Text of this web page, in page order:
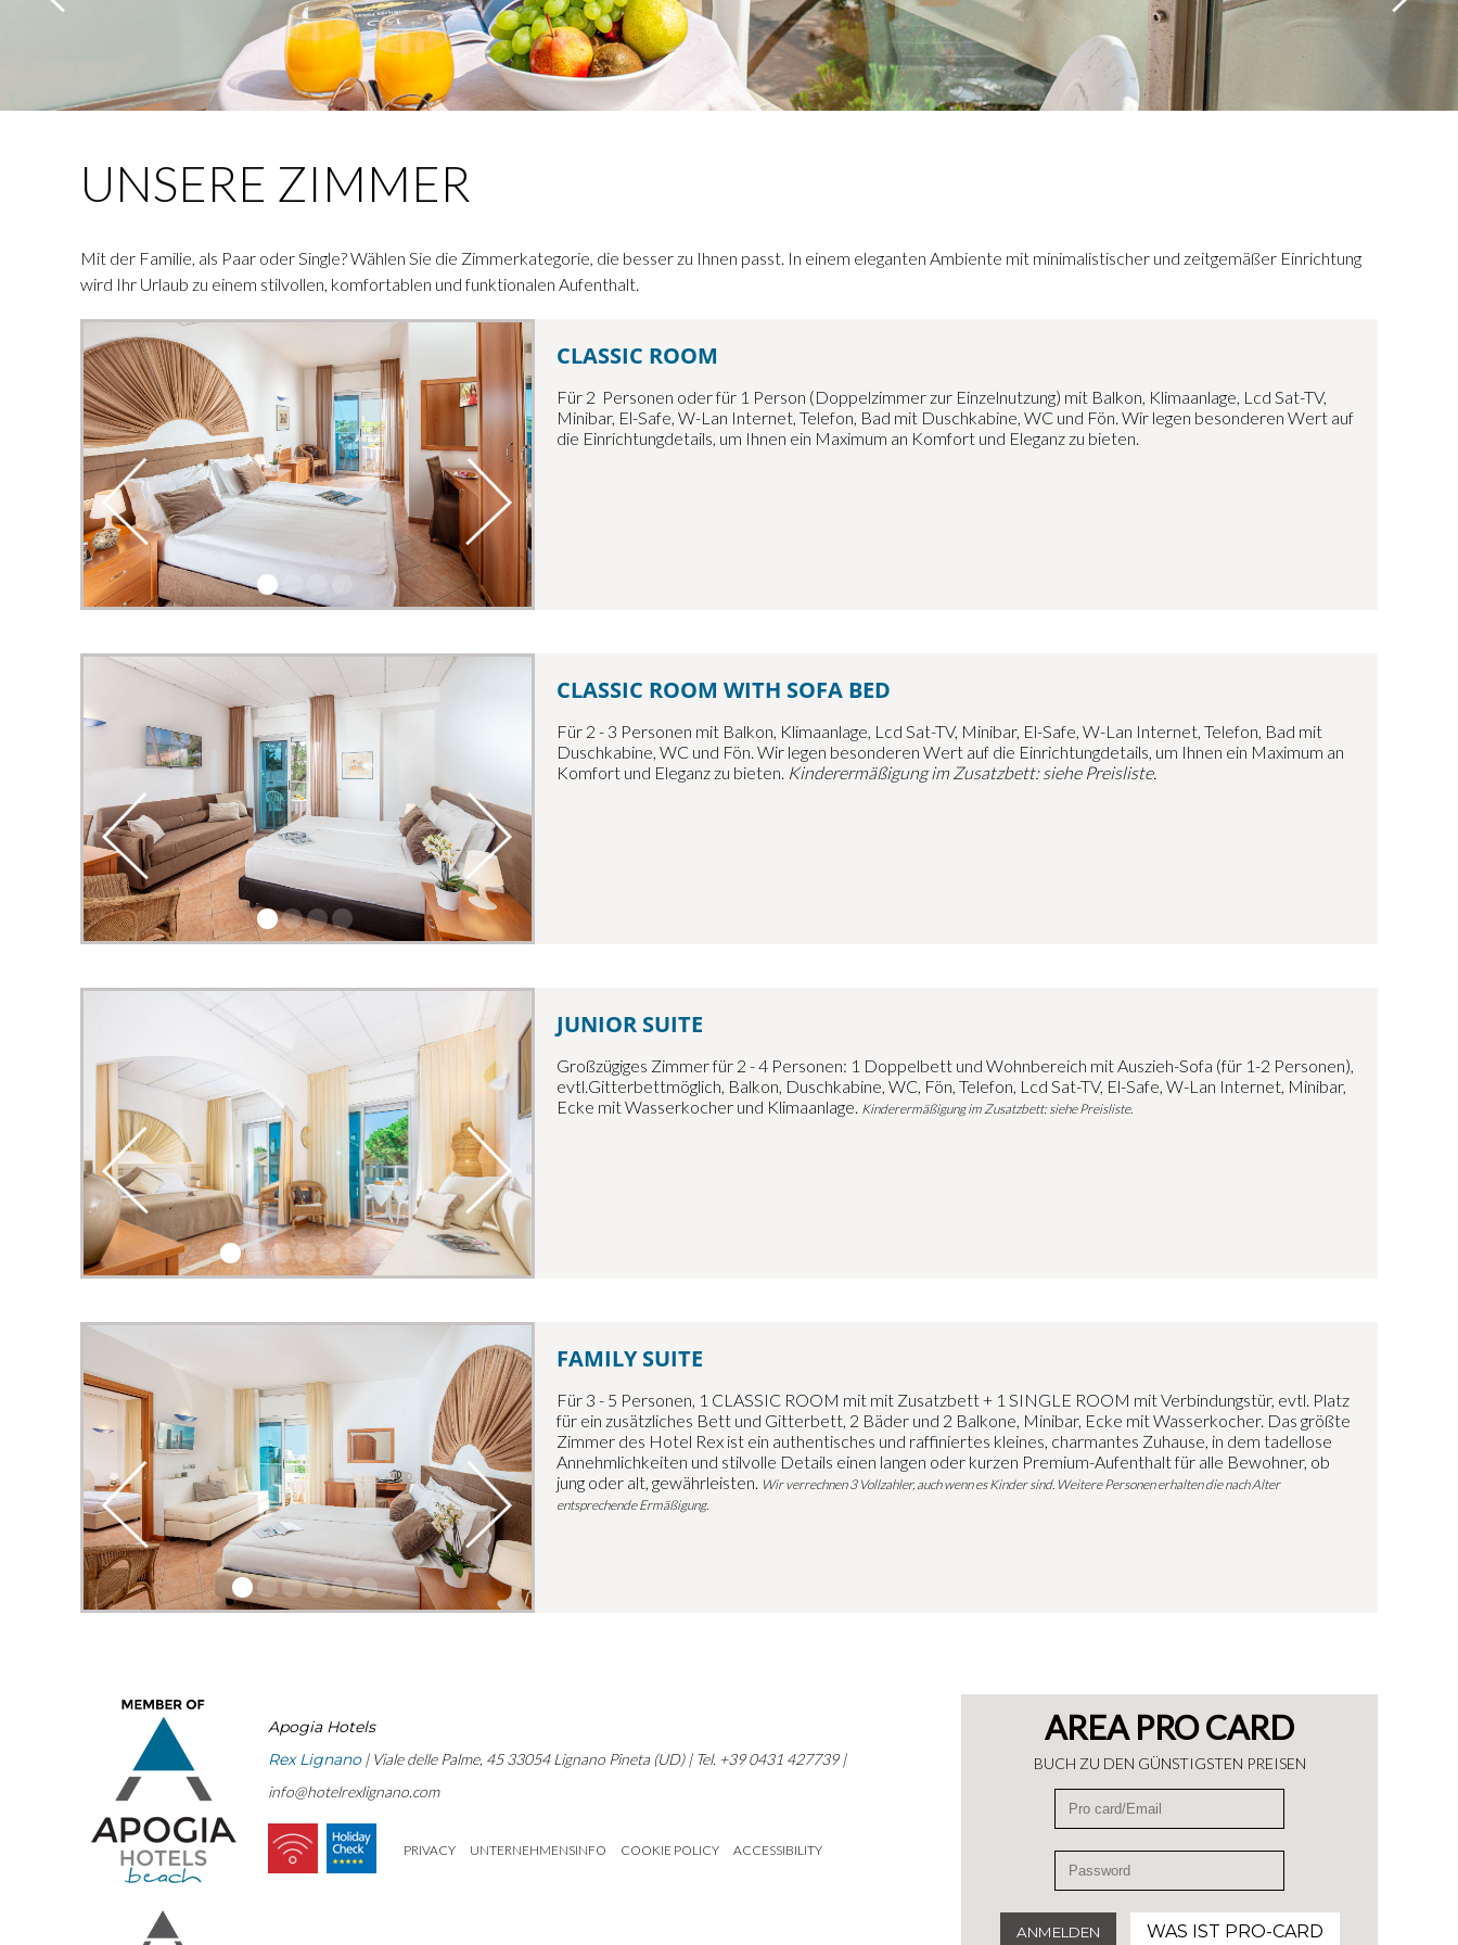
UNSERE ZIMMER
Mit der Familie, als Paar oder Single? Wählen Sie die Zimmerkategorie, die besser zu Ihnen passt. In einem eleganten Ambiente mit minimalistischer und zeitgemäßer Einrichtung
wird Ihr Urlaub zu einem stilvollen, komfortablen und funktionalen Aufenthalt.
CLASSIC ROOM
Für 2 Personen oder für 1 Person (Doppelzimmer zur Einzelnutzung) mit Balkon, Klimaanlage, Lcd Sat-TV,
Minibar, El-Safe, W-Lan Internet, Telefon, Bad mit Duschkabine, WC und Fön. Wir legen besonderen Wert auf
die Einrichtungdetails, um Ihnen ein Maximum an Komfort und Eleganz zu bieten.
CLASSIC ROOM WITH SOFA BED
Für 2 - 3 Personen mit Balkon, Klimaanlage, Lcd Sat-TV, Minibar, El-Safe, W-Lan Internet, Telefon, Bad mit
Duschkabine, WC und Fön. Wir legen besonderen Wert auf die Einrichtungdetails, um Ihnen ein Maximum an
Komfort und Eleganz zu bieten. Kinderermäßigung im Zusatzbett: siehe Preisliste.
JUNIOR SUITE
Großzügiges Zimmer für 2 - 4 Personen: 1 Doppelbett und Wohnbereich mit Auszieh-Sofa (für 1-2 Personen),
evtl.Gitterbettmöglich, Balkon, Duschkabine, WC, Fön, Telefon, Lcd Sat-TV, El-Safe, W-Lan Internet, Minibar,
Ecke mit Wasserkocher und Klimaanlage. Kinderermäßigung im Zusatzbett: siehe Preisliste.
FAMILY SUITE
Für 3 - 5 Personen, 1 CLASSIC ROOM mit mit Zusatzbett + 1 SINGLE ROOM mit Verbindungstür, evtl. Platz
für ein zusätzliches Bett und Gitterbett, 2 Bäder und 2 Balkone, Minibar, Ecke mit Wasserkocher. Das größte
Zimmer des Hotel Rex ist ein authentisches und raffiniertes kleines, charmantes Zuhause, in dem tadellose
Annehmlichkeiten und stilvolle Details einen langen oder kurzen Premium-Aufenthalt für alle Bewohner, ob
jung oder alt, gewährleisten. Wir verrechnen 3 Vollzahler, auch wenn es Kinder sind. Weitere Personen erhalten die nach Alter
entsprechende Ermäßigung.
AREA PRO CARD
BUCH ZU DEN GÜNSTIGSTEN PREISEN
WAS IST PRO-CARD
Apogia Hotels
Rex Lignano| Viale delle Palme, 45 33054 Lignano Pineta (UD) | Tel. +39 0431 427739 |
info@hotelrexlignano.com
PRIVACY UNTERNEHMENSINFO COOKIE POLICY ACCESSIBILITY